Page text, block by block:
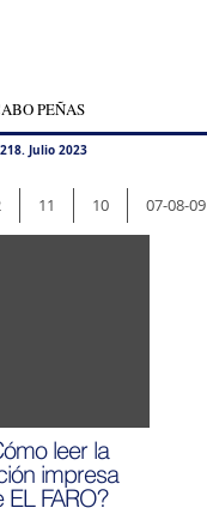
PEÑAS
Julio 2023
leer la
impresa
EL FARO?
11 10 07-08-09